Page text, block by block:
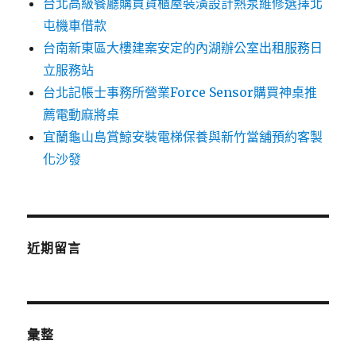
台北高級餐廳購買貨櫃屋裝潢設計熱泵維修選擇北
屯機車借款
台南新東區大樓建案安定的內湖辦公室出租服務日
立服務站
台北記帳士事務所營業Force Sensor購買神桌推
薦電動麻將桌
宜蘭龜山島賞鯨安裝電梯保養與新竹當舖預約客製
化沙發
近期留言
彙整